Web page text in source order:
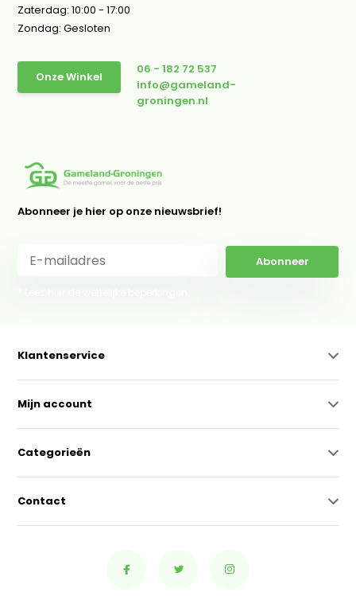
Zaterdag: 10:00 - 17:00
Zondag: Gesloten
Onze Winkel
06 - 182 72 537
info@gameland-
groningen.nl
Abonneer je hier op onze nieuwsbrief!
Abonneer
Klantenservice
Mijn account
Categorieën
Contact